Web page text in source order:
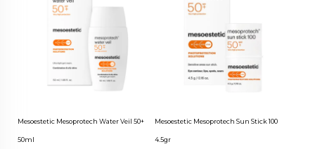
Mesoestetic Mesoprotech Water Veil 50+
50ml
Mesoestetic Mesoprotech Sun Stick 100
4.5gr